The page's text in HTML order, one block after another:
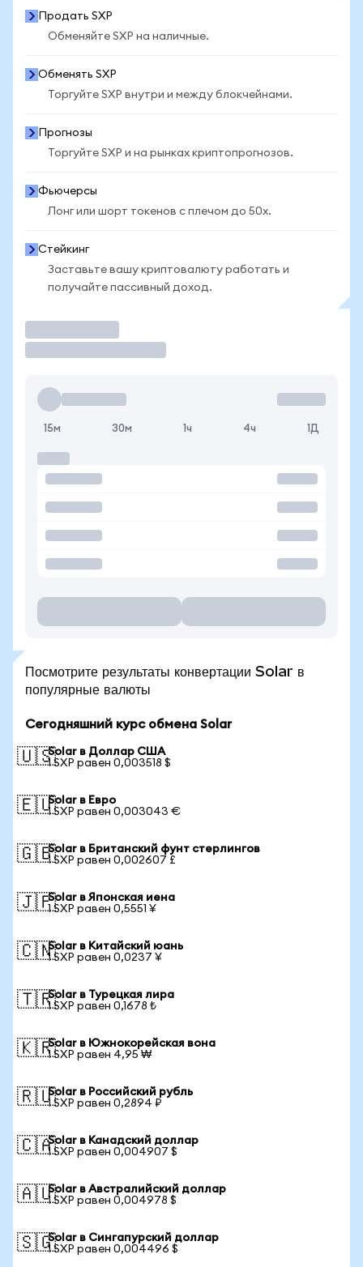
Продать SXP
Обменяйте SXP на наличные.
Обменять SXP
Торгуйте SXP внутри и между блокчейнами.
Прогнозы
Торгуйте SXP и на рынках криптопрогнозов.
Фьючерсы
Лонг или шорт токенов с плечом до 50x.
Стейкинг
Заставьте вашу криптовалюту работать и
получайте пассивный доход.
15м 30м 1ч 4ч 1Д
Посмотрите результаты конвертации Solar в
популярные валюты
Сегодняшний курс обмена Solar
🇺🇸Solar в Доллар США
1 SXP равен 0,003518 $
🇪🇺Solar в Евро
1 SXP равен 0,003043 €
🇬🇧Solar в Британский фунт стерлингов
1 SXP равен 0,002607 £
🇯🇵Solar в Японская иена
1 SXP равен 0,5551 ¥
🇨🇳Solar в Китайский юань
1 SXP равен 0,0237 ¥
🇹🇷Solar в Турецкая лира
1 SXP равен 0,1678 ₺
🇰🇷Solar в Южнокорейская вона
1 SXP равен 4,95 ₩
🇷🇺Solar в Российский рубль
1 SXP равен 0,2894 ₽
🇨🇦Solar в Канадский доллар
1 SXP равен 0,004907 $
🇦🇺Solar в Австралийский доллар
1 SXP равен 0,004978 $
🇸🇬Solar в Сингапурский доллар
1 SXP равен 0,004496 $